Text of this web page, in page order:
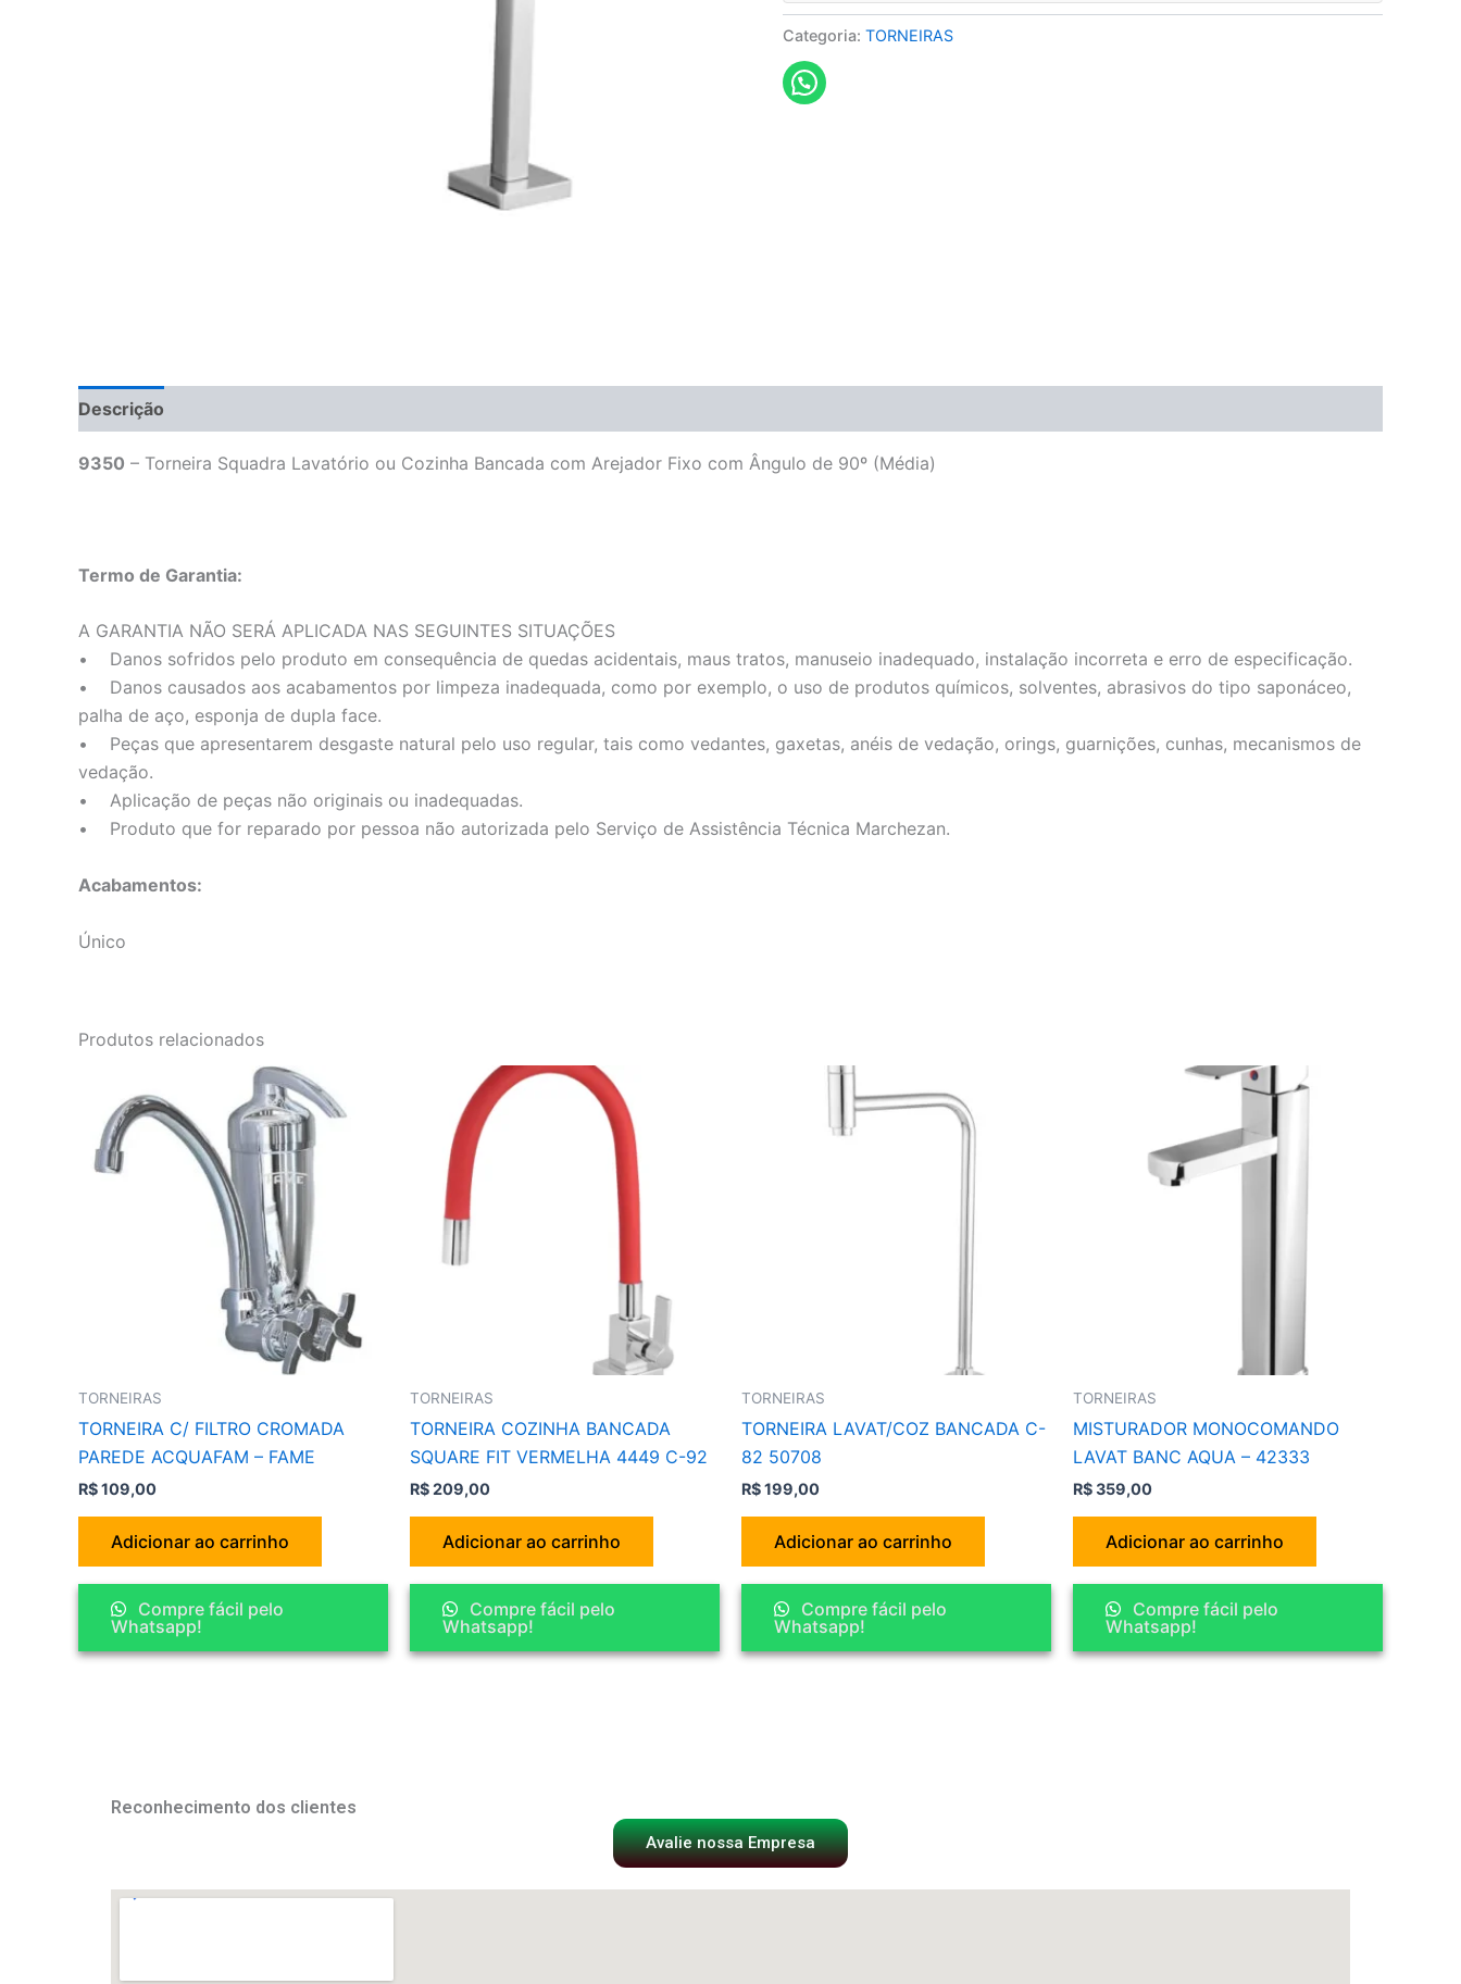
Categoria: TORNEIRAS
Descrição
9350 – Torneira Squadra Lavatório ou Cozinha Bancada com Arejador Fixo com Ângulo de 90º (Média)
Termo de Garantia:
A GARANTIA NÃO SERÁ APLICADA NAS SEGUINTES SITUAÇÕES
• Danos sofridos pelo produto em consequência de quedas acidentais, maus tratos, manuseio inadequado, instalação incorreta e erro de especificação.
• Danos causados aos acabamentos por limpeza inadequada, como por exemplo, o uso de produtos químicos, solventes, abrasivos do tipo saponáceo,
palha de aço, esponja de dupla face.
• Peças que apresentarem desgaste natural pelo uso regular, tais como vedantes, gaxetas, anéis de vedação, orings, guarnições, cunhas, mecanismos de
vedação.
• Aplicação de peças não originais ou inadequadas.
• Produto que for reparado por pessoa não autorizada pelo Serviço de Assistência Técnica Marchezan.
Acabamentos:
Único
Produtos relacionados
TORNEIRAS
TORNEIRA C/ FILTRO CROMADA
PAREDE ACQUAFAM – FAME
R$109,00
Adicionar ao carrinho
Compre fácil pelo
Whatsapp!
TORNEIRAS
TORNEIRA COZINHA BANCADA
SQUARE FIT VERMELHA 4449 C-92
R$209,00
Adicionar ao carrinho
Compre fácil pelo
Whatsapp!
TORNEIRAS
TORNEIRA LAVAT/COZ BANCADA C-
82 50708
R$199,00
Adicionar ao carrinho
Compre fácil pelo
Whatsapp!
TORNEIRAS
MISTURADOR MONOCOMANDO
LAVAT BANC AQUA – 42333
R$359,00
Adicionar ao carrinho
Compre fácil pelo
Whatsapp!
Reconhecimento dos clientes
Avalie nossa Empresa